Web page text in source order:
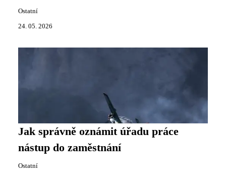
Ostatní
24. 05. 2026
Jak správně oznámit úřadu práce
nástup do zaměstnání
Ostatní